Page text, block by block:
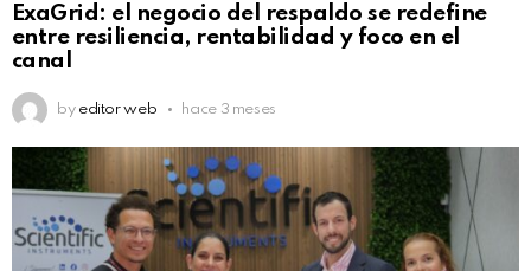
ExaGrid: el negocio del respaldo se redefine
entre resiliencia, rentabilidad y foco en el
canal
by editor web hace 3 meses